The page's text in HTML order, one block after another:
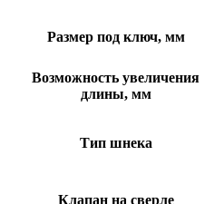
Размер под ключ, мм
Возможность увеличения
длины, мм
Тип шнека
Клапан на сверле